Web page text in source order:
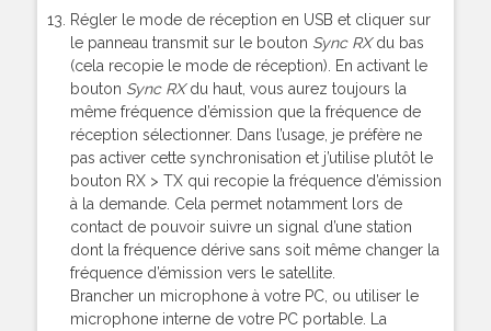
Régler le mode de réception en USB et cliquer sur
le panneau transmit sur le bouton Sync RXdu bas
(cela recopie le mode de réception). En activant le
bouton Sync RXdu haut, vous aurez toujours la
même fréquence d’émission que la fréquence de
réception sélectionner. Dans l’usage, je préfère ne
pas activer cette synchronisation et j’utilise plutôt le
bouton RX > TX qui recopie la fréquence d’émission
à la demande. Cela permet notamment lors de
contact de pouvoir suivre un signal d’une station
dont la fréquence dérive sans soit même changer la
fréquence d’émission vers le satellite.
Brancher un microphone à votre PC, ou utiliser le
microphone interne de votre PC portable. La